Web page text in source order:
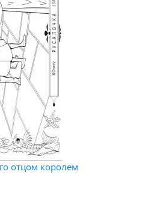
отцом королем